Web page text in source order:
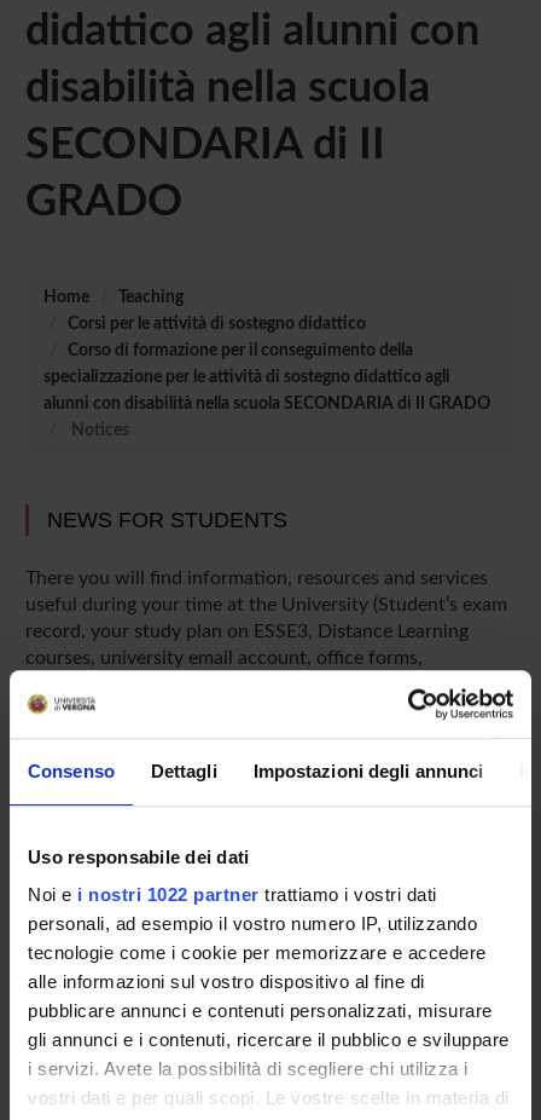
Consenso Dettagli Impostazioni degli annunci
Uso responsabile dei dati
Noi e i nostri 1022 partner trattiamo i vostri dati
personali, ad esempio il vostro numero IP, utilizzando
tecnologie come i cookie per memorizzare e accedere
alle informazioni sul vostro dispositivo al fine di
pubblicare annunci e contenuti personalizzati, misurare
gli annunci e i contenuti, ricercare il pubblico e sviluppare
i servizi. Avete la possibilità di scegliere chi utilizza i
vostri dati e per quali scopi. Le vostre scelte in materia di
didattico agli alunni con
disabilità nella scuola
SECONDARIA di II
GRADO
Home
Teaching
Corsi per le attività di sostegno didattico
Corso di formazione per il conseguimento della
specializzazione per le attività di sostegno didattico agli
alunni con disabilità nella scuola SECONDARIA di II GRADO
Notices
NEWS FOR STUDENTS
There you will find information, resources and services
useful during your time at the University (Student’s exam
record, your study plan on ESSE3, Distance Learning
courses, university email account, office forms,
administrative procedures, etc.). You can log into MyUnivr
with your GIA login details: only in this way will you be
able to receive notification of all the notices from your
teachers and your secretariat via email and also via the
MYUNIVR
Overview
Academic Calendar
Lesson timetable